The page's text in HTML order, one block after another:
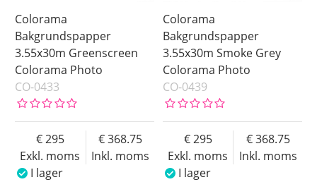
Colorama
Bakgrundspapper
3.55x30m Greenscreen
Colorama Photo
CO-0433
Exkl. moms
295
Inkl. moms
368.75
I lager
Colorama
Bakgrundspapper
3.55x30m Smoke Grey
Colorama Photo
CO-0439
Exkl. moms
295
Inkl. moms
368.75
I lager